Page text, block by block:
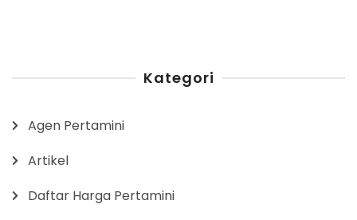
Kategori
Agen Pertamini
Artikel
Daftar Harga Pertamini